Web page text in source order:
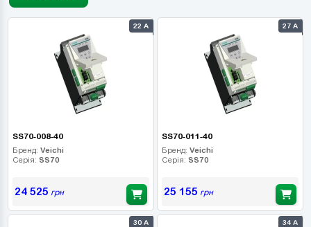
22 А
SS70-008-40
Бренд: Veichi
Серія: SS70
24 525 грн
27 А
SS70-011-40
Бренд: Veichi
Серія: SS70
25 155 грн
30 А 34 А